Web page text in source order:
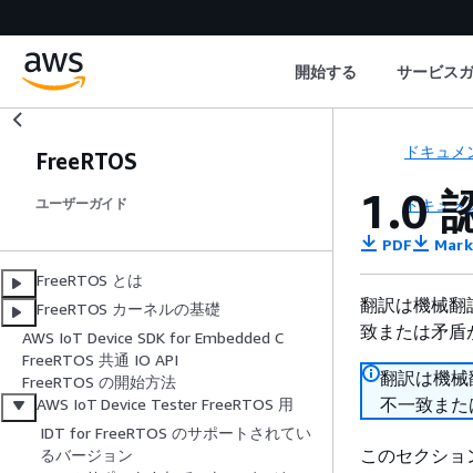
開始する サービス
FreeRTOS
ユーザーガイド
FreeRTOS とは
FreeRTOS カーネルの基礎
AWS IoT Device SDK for Embedded C
FreeRTOS 共通 IO API
FreeRTOS の開始方法
AWS IoT Device Tester FreeRTOS 用
IDT for FreeRTOS のサポートされてい
るバージョン
ドキュメ
ドキュメ
1.0
PDF
翻訳は機械翻
致または矛盾
翻訳は機械
不一致また
このセクシ